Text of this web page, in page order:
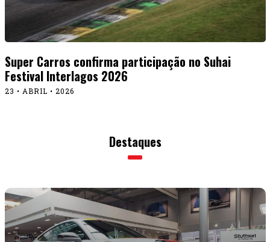
Super Carros confirma participação no Suhai
Festival Interlagos 2026
23 • ABRIL • 2026
Destaques